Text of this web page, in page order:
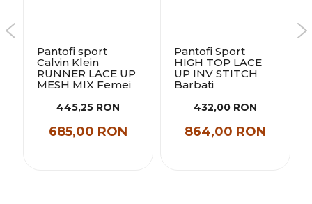
Pantofi sport
Calvin Klein
RUNNER LACE UP
MESH MIX Femei
445,25 RON
685,00 RON
Pantofi Sport
HIGH TOP LACE
UP INV STITCH
Barbati
432,00 RON
864,00 RON